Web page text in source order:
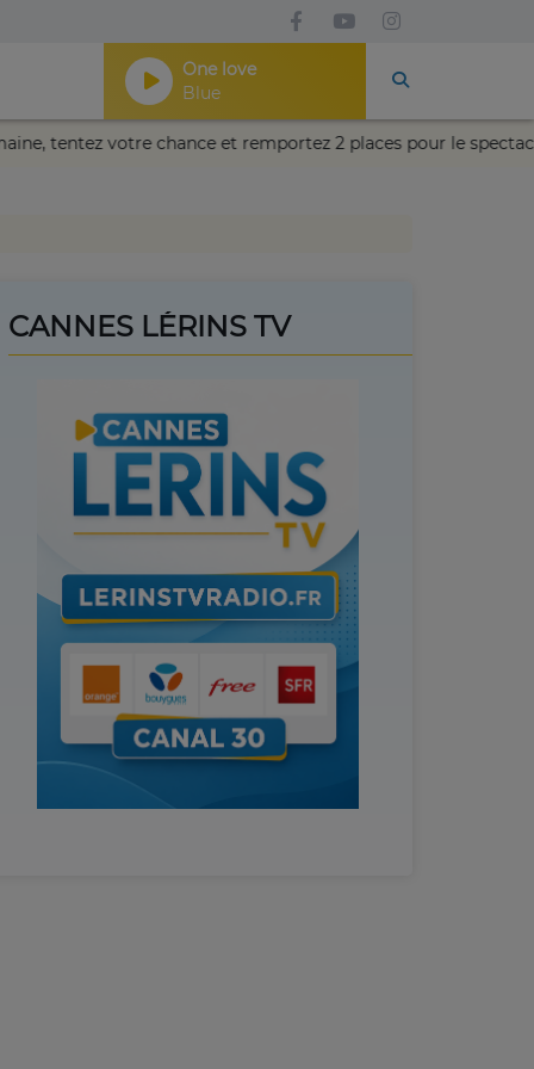
One love
Blue
! Cette semaine, tentez votre chance et remportez 2
CANNES LÉRINS TV